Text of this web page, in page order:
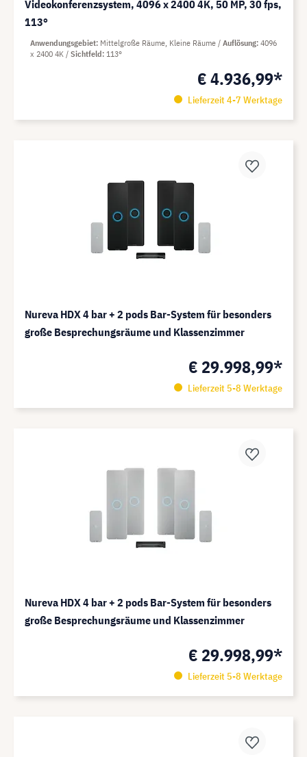
Videokonferenzsystem, 4096 x 2400 4K, 50 MP, 30 fps,
113°
€ 4.936,99*
Lieferzeit 4-7 Werktage
Anwendungsgebiet Mittelgroße Räume, Kleine Räume Auflösung 4096
x 2400 4K
Sichtfeld 113°
Nureva HDX 4 bar + 2 pods Bar-System für besonders
große Besprechungsräume und Klassenzimmer
€ 29.998,99*
Lieferzeit 5-8 Werktage
Nureva HDX 4 bar + 2 pods Bar-System für besonders
große Besprechungsräume und Klassenzimmer
€ 29.998,99*
Lieferzeit 5-8 Werktage